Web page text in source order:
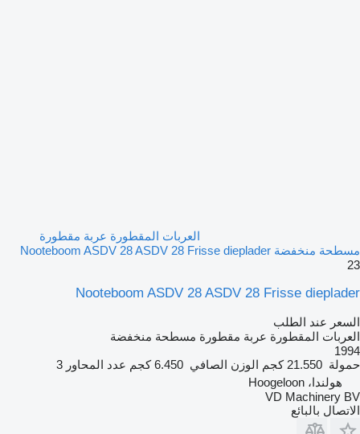
العربات المقطورة عربة مقطورة
مسطحة منخفضة Nooteboom ASDV 28 ASDV 28 Frisse dieplader
23
Nooteboom ASDV 28 ASDV 28 Frisse dieplader
السعر عند الطلب
العربات المقطورة عربة مقطورة مسطحة منخفضة
1994
حمولة 21.550 كجم الوزن الصافي 6.450 كجم عدد المحاور 3
هولندا، Hoogeloon
VD Machinery BV
الاتصال بالبائع